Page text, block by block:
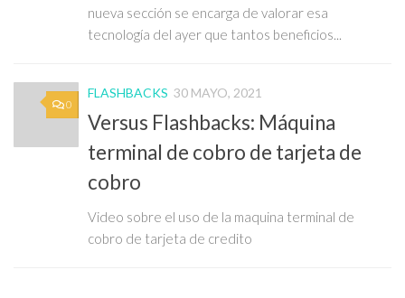
nueva sección se encarga de valorar esa
tecnología del ayer que tantos beneficios...
0
FLASHBACKS 30 MAYO, 2021
Versus Flashbacks: Máquina
terminal de cobro de tarjeta de
cobro
Video sobre el uso de la maquina terminal de
cobro de tarjeta de credito